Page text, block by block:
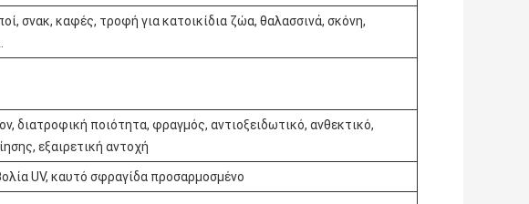
σνακ, καφές, τροφή για κατοικίδια ζώα, θαλασσινά, σκόνη,
διατροφική ποιότητα, φραγμός, αντιοξειδωτικό, ανθεκτικό,
εξαιρετική αντοχή
UV, καυτό σφραγίδα προσαρμοσμένο